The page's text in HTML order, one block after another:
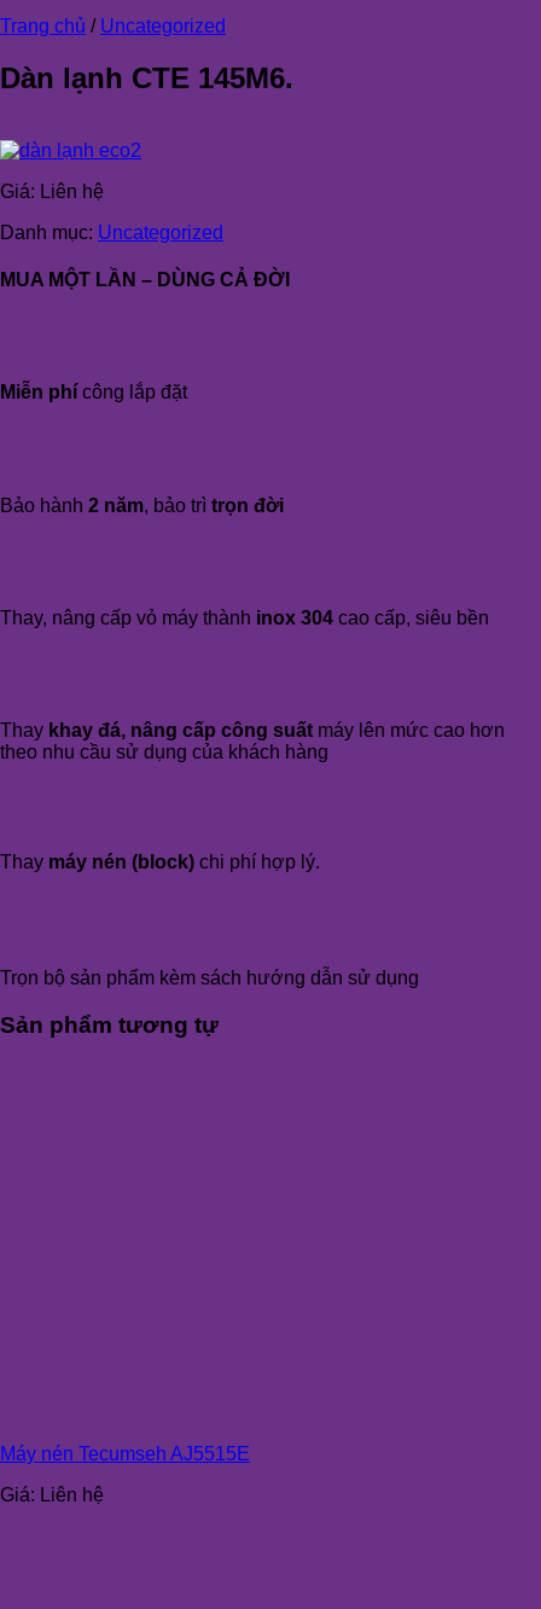
Trang chủ / Uncategorized
Dàn lạnh CTE 145M6.
Giá: Liên hệ
Danh mục: Uncategorized
MUA MỘT LẦN – DÙNG CẢ ĐỜI
Miễn phí công lắp đặt
Bảo hành 2 năm, bảo trì trọn đời
Thay, nâng cấp vỏ máy thành inox 304 cao cấp, siêu bền
Thay khay đá, nâng cấp công suất máy lên mức cao hơn
theo nhu cầu sử dụng của khách hàng
Thay máy nén (block) chi phí hợp lý.
Trọn bộ sản phẩm kèm sách hướng dẫn sử dụng
Sản phẩm tương tự
Máy nén Tecumseh AJ5515E
Giá: Liên hệ